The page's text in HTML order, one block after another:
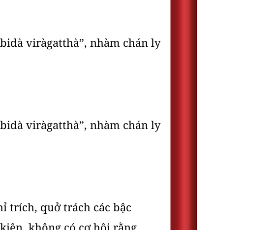
viràgatthà”, nhàm chán ly
viràgatthà”, nhàm chán ly
trích, quở trách các bậc